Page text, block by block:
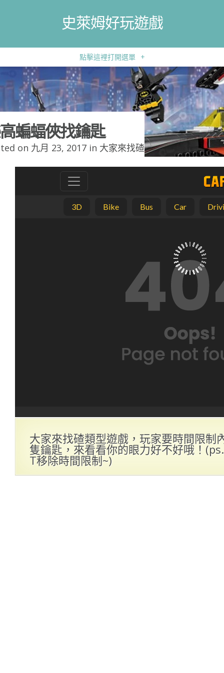
史萊姆好玩遊戲
點擊這裡打開選單 +
蝙蝠俠找鑰匙
on 九月 23, 2017 in 大家來找碴
大家來找碴類型遊戲，玩家要時間限制
隻鑰匙，來看看你的眼力好不好哦！
T移除時間限制~)